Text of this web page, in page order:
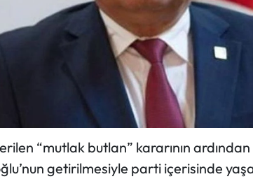
“mutlak butlan” kararının
getirilmesiyle parti içerisinde